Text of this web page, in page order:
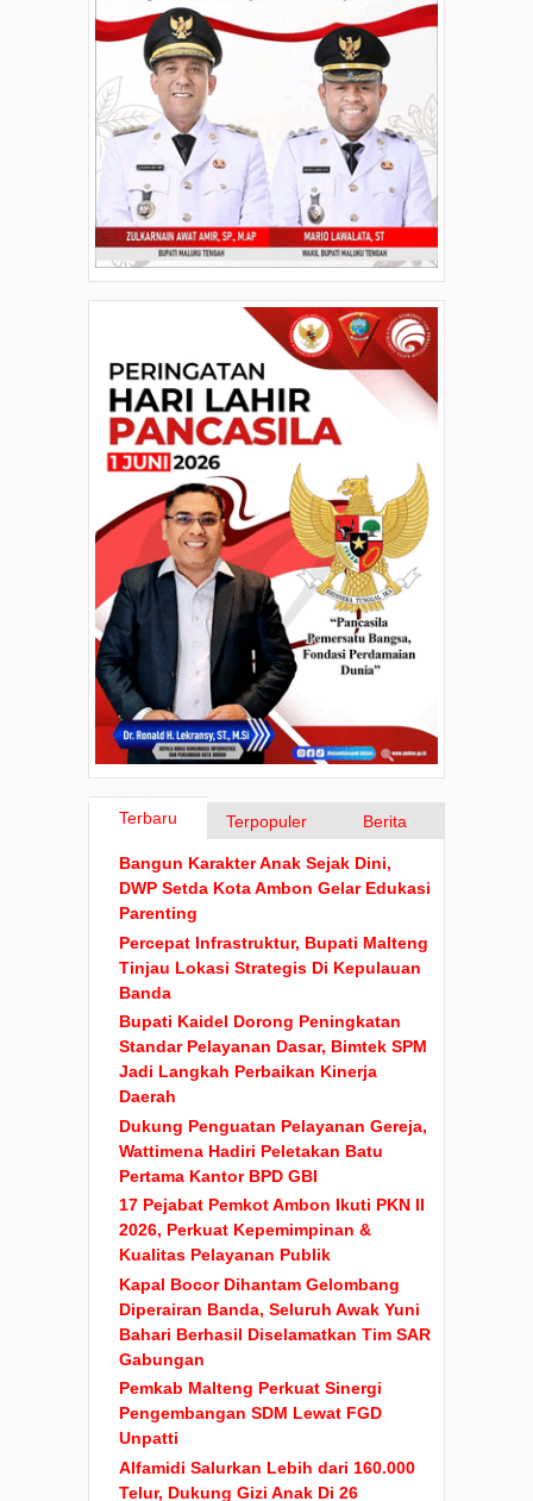
Terbaru Terpopuler Berita
Bangun Karakter Anak Sejak Dini,
DWP Setda Kota Ambon Gelar Edukasi
Parenting
Percepat Infrastruktur, Bupati Malteng
Tinjau Lokasi Strategis Di Kepulauan
Banda
Bupati Kaidel Dorong Peningkatan
Standar Pelayanan Dasar, Bimtek SPM
Jadi Langkah Perbaikan Kinerja
Daerah
Dukung Penguatan Pelayanan Gereja,
Wattimena Hadiri Peletakan Batu
Pertama Kantor BPD GBI
17 Pejabat Pemkot Ambon Ikuti PKN II
2026, Perkuat Kepemimpinan &
Kualitas Pelayanan Publik
Kapal Bocor Dihantam Gelombang
Diperairan Banda, Seluruh Awak Yuni
Bahari Berhasil Diselamatkan Tim SAR
Gabungan
Pemkab Malteng Perkuat Sinergi
Pengembangan SDM Lewat FGD
Unpatti
Alfamidi Salurkan Lebih dari 160.000
Telur, Dukung Gizi Anak Di 26